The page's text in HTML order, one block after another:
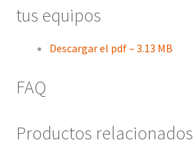
tus equipos
Descargar el pdf – 3.13 MB
FAQ
Productos relacionados